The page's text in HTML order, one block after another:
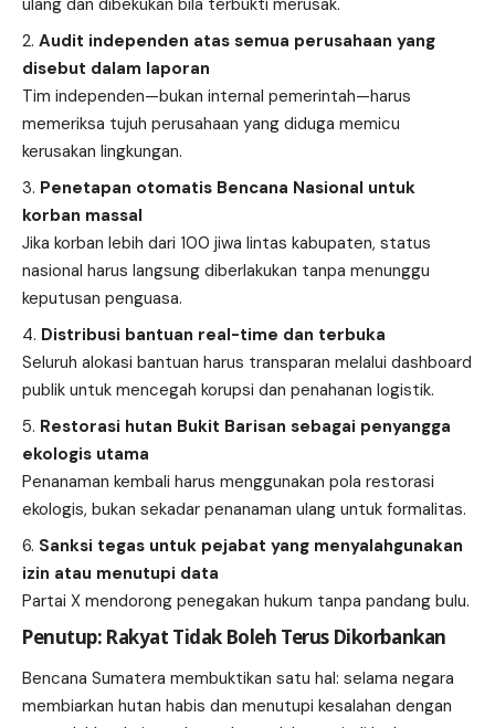
Audit independen atas semua perusahaan yang
disebut dalam laporan
Tim independen—bukan internal pemerintah—harus
memeriksa tujuh perusahaan yang diduga memicu
kerusakan lingkungan.
Penetapan otomatis Bencana Nasional untuk
korban massal
Jika korban lebih dari 100 jiwa lintas kabupaten, status
nasional harus langsung diberlakukan tanpa menunggu
keputusan penguasa.
Distribusi bantuan real-time dan terbuka
Seluruh alokasi bantuan harus transparan melalui dashboard
publik untuk mencegah korupsi dan penahanan logistik.
Restorasi hutan Bukit Barisan sebagai penyangga
ekologis utama
Penanaman kembali harus menggunakan pola restorasi
ekologis, bukan sekadar penanaman ulang untuk formalitas.
Sanksi tegas untuk pejabat yang menyalahgunakan
izin atau menutupi data
Partai X mendorong penegakan hukum tanpa pandang bulu.
Penutup: Rakyat Tidak Boleh Terus Dikorbankan
Bencana Sumatera membuktikan satu hal: selama negara
membiarkan hutan habis dan menutupi kesalahan dengan